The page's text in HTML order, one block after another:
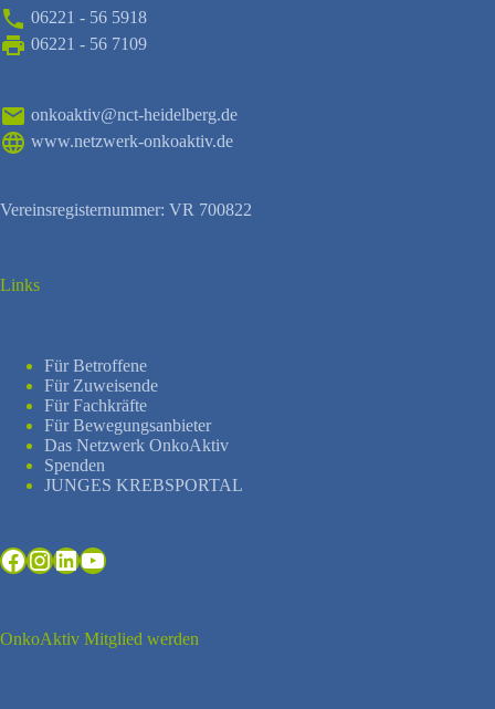
06221 - 56 5918
06221 - 56 7109
onkoaktiv@nct-heidelberg.de
www.netzwerk-onkoaktiv.de
Vereinsregisternummer: VR 700822
Links
Für Betroffene
Für Zuweisende
Für Fachkräfte
Für Bewegungsanbieter
Das Netzwerk OnkoAktiv
Spenden
JUNGES KREBSPORTAL
Facebook
Instagram
LinkedIn
YouTube
OnkoAktiv Mitglied werden